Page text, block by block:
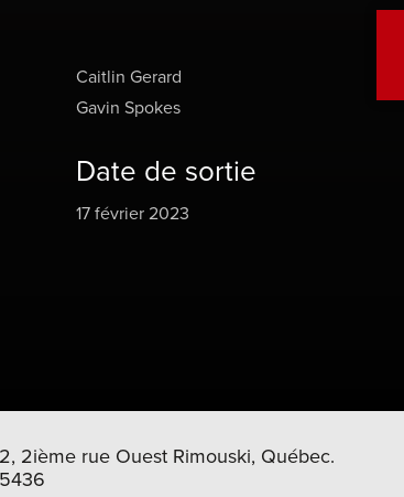
réussira-t-il à s’en sortir ?
Caitlin Gerard
Gavin Spokes
Date de sortie
17 février 2023
2ième rue Ouest Rimouski, Québec.